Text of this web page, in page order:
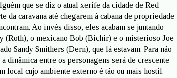
que se diz o atual xerife da cidade de Red
da caravana até chegarem à cabana de propriedade
Ao invés disso, eles acabam se juntando
(Roth), o mexicano Bob (Bichir) e o misterioso Joe
Sandy Smithers (Dern), que lá estavam. Para não
dinâmica entre os personagens será de crescente
local cujo ambiente externo é tão ou mais hostil.